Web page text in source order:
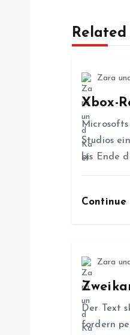
Related
Zara
Xbox-
Studios
bis Ende
Zara
Der Text
fordern